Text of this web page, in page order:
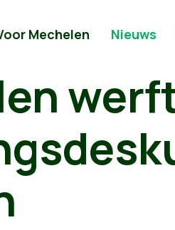
Mechelen Nieuws